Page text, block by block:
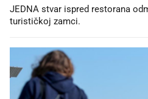
JEDNA stvar ispred restorana
turističkoj zamci.